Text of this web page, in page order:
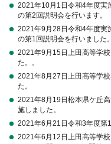
2021年10月1日令和4年度実
の第2回説明会を行います。
2021年9月28日令和4年度実
の第1回説明会を行いました。
2021年9月15日上田高等学
た。。
2021年8月27日上田高等学
た。
2021年8月19日松本県ケ丘
施しました。
2021年6月21日令和3年度第
2021年6月12日上田高等学